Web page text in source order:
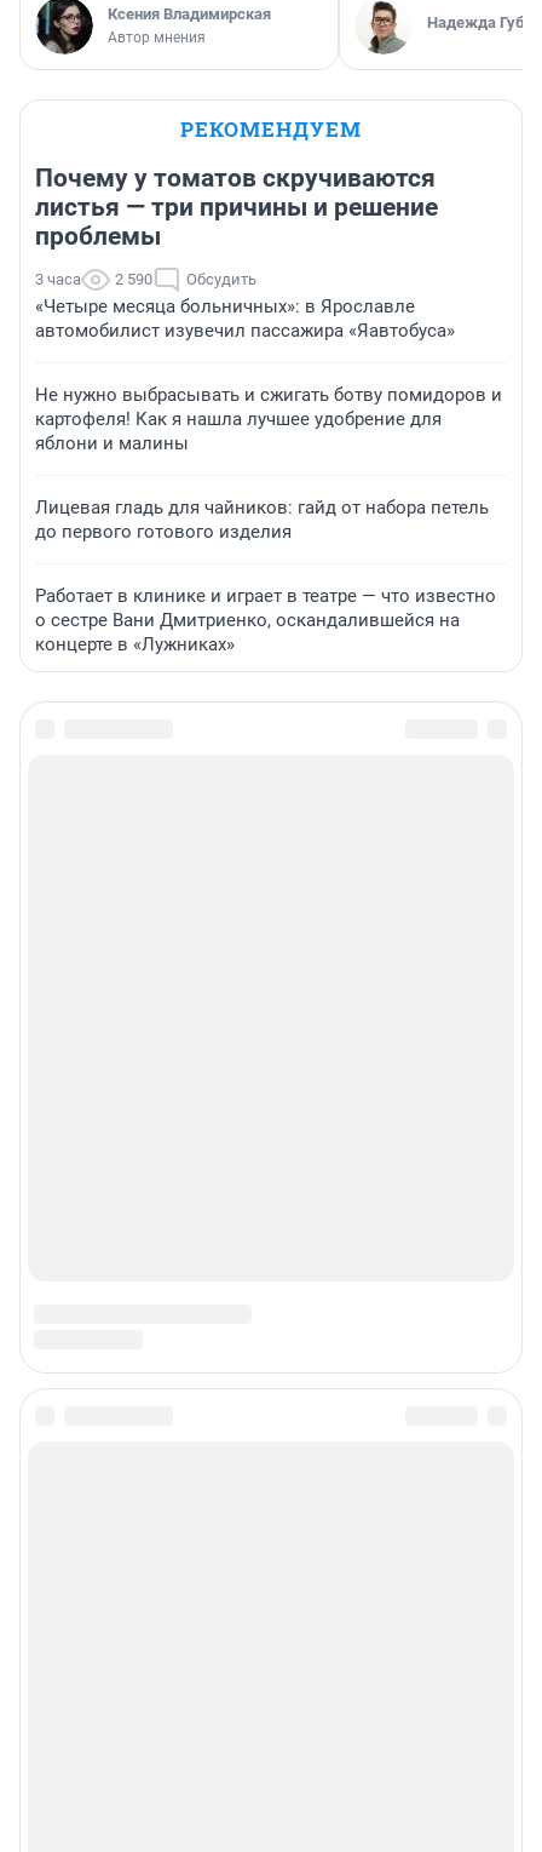
Ксения Владимирская
Автор мнения
Надежда
РЕКОМЕНДУЕМ
Почему у томатов скручиваются
листья — три причины и решение
проблемы
3 часа 2 590 Обсудить
«Четыре месяца больничных»: в Ярославле
автомобилист изувечил пассажира «Яавтобуса»
Не нужно выбрасывать и сжигать ботву помидоров и
картофеля! Как я нашла лучшее удобрение для
яблони и малины
Лицевая гладь для чайников: гайд от набора петель
до первого готового изделия
Работает в клинике и играет в театре — что известно
о сестре Вани Дмитриенко, оскандалившейся на
концерте в «Лужниках»